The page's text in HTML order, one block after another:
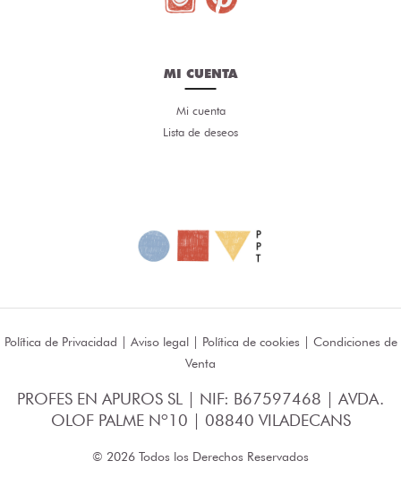
MI CUENTA
Mi cuenta
Lista de deseos
Política de Privacidad | Aviso legal| Política de cookies | Condiciones de
Venta
PROFES EN APUROS SL | NIF: B67597468 | AVDA.
OLOF PALME Nº10 | 08840 VILADECANS
© 2026 Todos los Derechos Reservados